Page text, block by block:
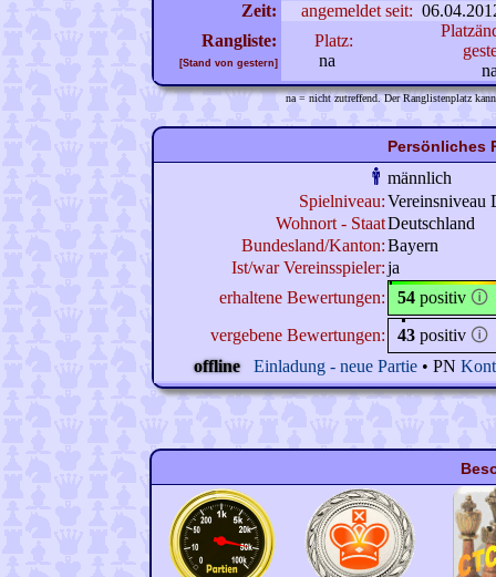
Zeit:
angemeldet seit:
Rangliste:
[Stand von gestern]
Platz:
na
na = nicht zutreffend. Der Ranglistenplatz
Persönliches
männlich
Spielniveau:Vereinsniveau
Wohnort - StaatDeutschland
Bundesland/Kanton:Bayern
Ist/war Vereinsspieler:ja
erhaltene Bewertungen:
54 positiv 🛈
vergebene Bewertungen:
43 positiv 🛈
offline
Einladung - neue Partie • PN